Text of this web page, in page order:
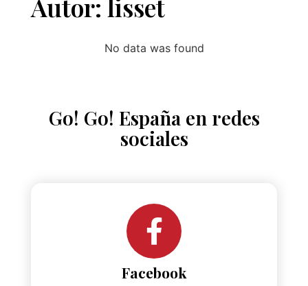
Autor: lisset
No data was found
Go! Go! España en redes
sociales
Facebook